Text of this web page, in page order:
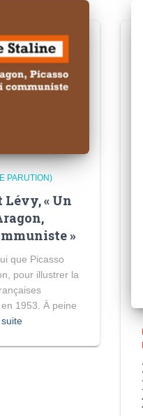
PARUTION)
« Un
»
que Picasso
pour illustrer la
1953. À peine